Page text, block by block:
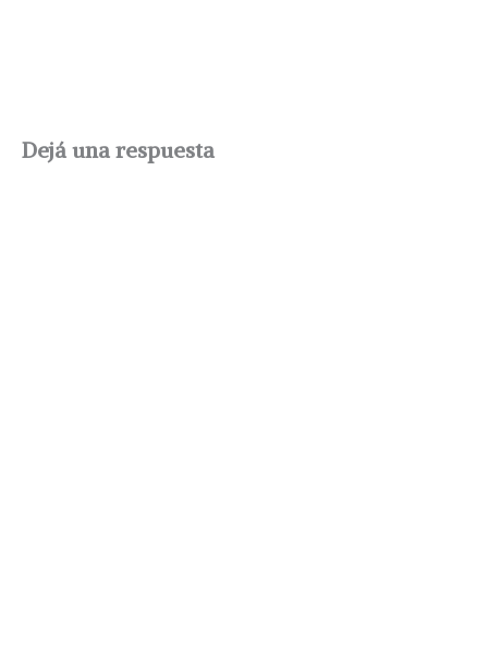
Dejá una respuesta